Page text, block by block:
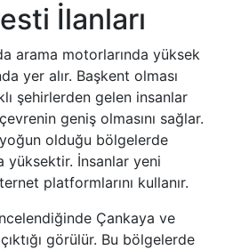
İlanları
arama motorlarında yüksek
yer alır. Başkent olması
şehirlerden gelen insanlar
geniş olmasını sağlar.
olduğu bölgelerde
yüksektir. İnsanlar yeni
platformlarını kullanır.
Çankaya ve
görülür. Bu bölgelerde